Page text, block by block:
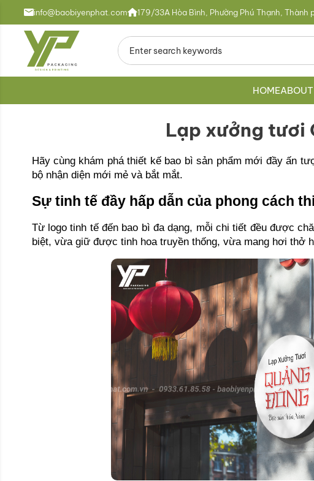
info@baobiyenphat.com 179/33A Hòa Bình, Phường Phú Thạnh, Thành
HOME
Lạp xưởng tươi
Hãy cùng khám phá thiết kế bao bì sản phẩm mới đầy ấn
bộ nhận diện mới mẻ và bắt mắt.
Sự tinh tế đầy hấp dẫn của phong cách
Từ logo tinh tế đến bao bì đa dạng, mỗi chi tiết đều được
biệt, vừa giữ được tinh hoa truyền thống, vừa mang hơi thở